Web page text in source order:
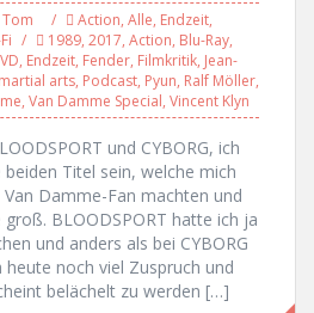
Tom Action, Alle, Endzeit,
1989, 2017, Action, Blu-Ray,
, Endzeit, Fender, Filmkritik, Jean-
martial arts, Podcast, Pyun, Ralf Möller,
, Van Damme Special, Vincent Klyn
und CYBORG, ich
Titel sein, welche mich
Damme-Fan machten und
BLOODSPORT hatte ich ja
und anders als bei CYBORG
noch viel Zuspruch und
belächelt zu werden […]